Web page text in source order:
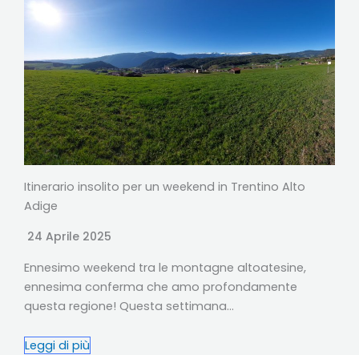
Itinerario insolito per un weekend in Trentino Alto
Adige
24 Aprile 2025
Ennesimo weekend tra le montagne altoatesine,
ennesima conferma che amo profondamente
questa regione! Questa settimana…
Leggi di più